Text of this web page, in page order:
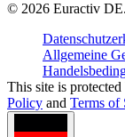
© 2026 Euractiv
Allgemeine
This site is
Policy and Terms of